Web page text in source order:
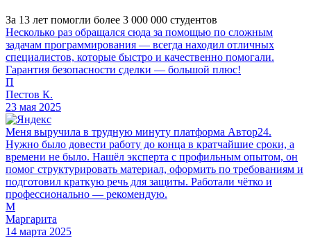
За 13 лет помогли более 3 000 000 студентов
Несколько раз обращался сюда за помощью по сложным
задачам программирования — всегда находил отличных
специалистов, которые быстро и качественно помогали.
Гарантия безопасности сделки — большой плюс!
П
Пестов К.
23 мая 2025
Меня выручила в трудную минуту платформа Автор24.
Нужно было довести работу до конца в кратчайшие сроки, а
времени не было. Нашёл эксперта с профильным опытом, он
помог структурировать материал, оформить по требованиям и
подготовил краткую речь для защиты. Работали чётко и
профессионально — рекомендую.
М
Маргарита
14 марта 2025